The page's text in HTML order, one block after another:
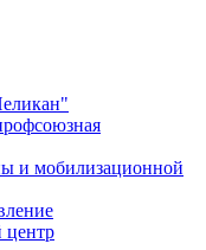
и мобилизационной
центр